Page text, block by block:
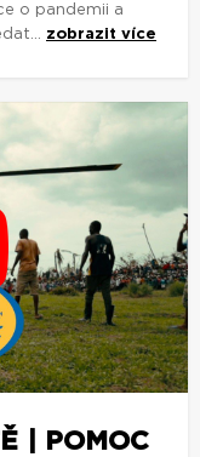
o pandemii a
zobrazit více
| POMOC